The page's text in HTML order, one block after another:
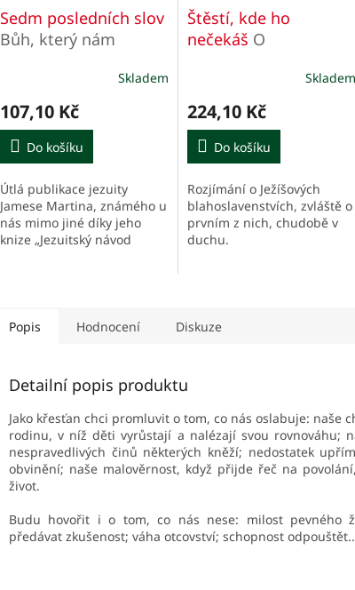
Sedm posledních slov
Bůh, který nám
Skladem
107,10 Kč
Do košíku
Útlá publikace jezuity
Jamese Martina, známého u
nás mimo jiné díky jeho
knize „Jezuitský návod
Štěstí, kde ho
nečekáš O
produktu
je
5,0
z
5
hvězdiček.
Skladem
224,10 Kč
Do košíku
Rozjímání o Ježíšových
blahoslavenstvích, zvláště o
prvním z nich, chudobě v
duchu.
Popis Hodnocení Diskuze
Detailní popis produktu
Jako křesťan chci promluvit o tom, co nás oslabuje: naše
rodinu, v níž děti vyrůstají a nalézají svou rovnováhu;
nespravedlivých činů některých kněží; nedostatek
obvinění; naše malověrnost, když přijde řeč na
život.
Budu hovořit i o tom, co nás nese: milost pevného
předávat zkušenost; váha otcovství; schopnost